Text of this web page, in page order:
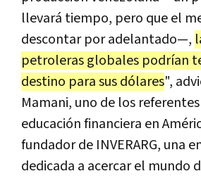
llevará tiempo, pero que el
descontar por adelantado—,
petroleras globales podrían
destino para sus dólares",
Mamani, uno de los
educación financiera en
fundador de INVERARG, una
dedicada a acercar el mundo